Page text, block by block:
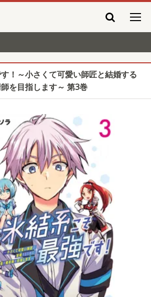
！～小さくて可愛い師匠と結婚する
を目指します～ 第3巻